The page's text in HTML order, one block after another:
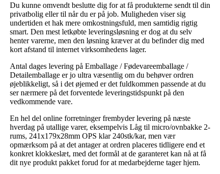
Du kunne omvendt beslutte dig for at få produkterne sendt til din
privatbolig eller til når du er på job. Muligheden viser sig
undertiden et hak mere omkostningsfuld, men samtidig rigtig
smart. Den mest letkøbte leveringsløsning er dog at du selv
henter varerne, men den løsning kræver at du befinder dig med
kort afstand til internet virksomhedens lager.
Antal dages levering på Emballage / Fødevareemballage /
Detailemballage er jo ultra væsentlig om du behøver ordren
øjeblikkeligt, så i det øjemed er det fuldkommen passende at du
ser nærmere på det forventede leveringstidspunkt på den
vedkommende vare.
En hel del online forretninger frembyder levering på næste
hverdag på utallige varer, eksempelvis Låg til micro/ovnbakke 2-
rums, 241x179x28mm OPS klar 240stk/kar, men vær
opmærksom på at det antager at ordren placeres tidligere end et
konkret klokkeslæt, med det formål at de garanteret kan nå at få
dit nye produkt pakket forud for at medarbejderne tager hjem.